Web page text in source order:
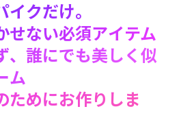
クだけ。
せない必須アイテム
、誰にでも美しく似
ム
ためにお作りしま